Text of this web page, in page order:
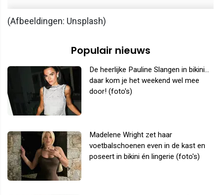
(Afbeeldingen: Unsplash)
Populair nieuws
De heerlijke Pauline Slangen in bikini...
daar kom je het weekend wel mee
door! (foto's)
Madelene Wright zet haar
voetbalschoenen even in de kast en
poseert in bikini én lingerie (foto's)